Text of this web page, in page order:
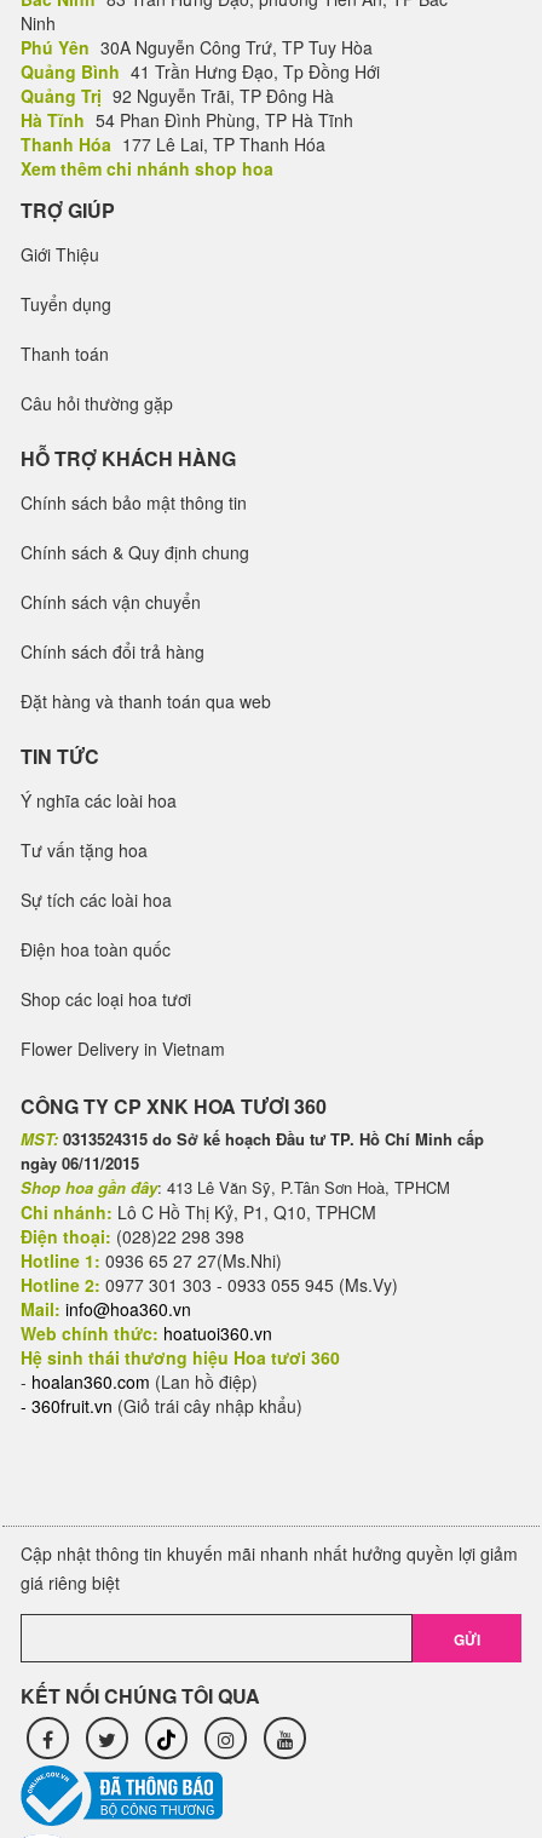
Ninh
Phú Yên 30A Nguyễn Công Trứ, TP Tuy Hòa
Quảng Bình 41 Trần Hưng Đạo, Tp Đồng Hới
Quảng Trị 92 Nguyễn Trãi, TP Đông Hà
Hà Tĩnh 54 Phan Đình Phùng, TP Hà Tĩnh
Thanh Hóa 177 Lê Lai, TP Thanh Hóa
Xem thêm chi nhánh shop hoa
TRỢ GIÚP
Giới Thiệu
Tuyển dụng
Thanh toán
Câu hỏi thường gặp
HỖ TRỢ KHÁCH HÀNG
Chính sách bảo mật thông tin
Chính sách & Quy định chung
Chính sách vận chuyển
Chính sách đổi trả hàng
Đặt hàng và thanh toán qua web
TIN TỨC
Ý nghĩa các loài hoa
Tư vấn tặng hoa
Sự tích các loài hoa
Điện hoa toàn quốc
Shop các loại hoa tươi
Flower Delivery in Vietnam
CÔNG TY CP XNK HOA TƯƠI 360
MST: 0313524315 do Sở kế hoạch Đầu tư TP. Hồ Chí Minh cấp
ngày 06/11/2015
Shop hoa gần đây: 413 Lê Văn Sỹ, P.Tân Sơn Hoà, TPHCM
Chi nhánh: Lô C Hồ Thị Kỷ, P1, Q10, TPHCM
Điện thoại: (028)22 298 398
Hotline 1: 0936 65 27 27(Ms.Nhi)
Hotline 2: 0977 301 303 - 0933 055 945 (Ms.Vy)
Mail: info@hoa360.vn
Web chính thức: hoatuoi360.vn
Hệ sinh thái thương hiệu Hoa tươi 360
- hoalan360.com (Lan hồ điệp)
- 360fruit.vn (Giỏ trái cây nhập khẩu)
Cập nhật thông tin khuyến mãi nhanh nhất hưởng quyền lợi giảm
giá riêng biệt
GỬI
KẾT NỐI CHÚNG TÔI QUA